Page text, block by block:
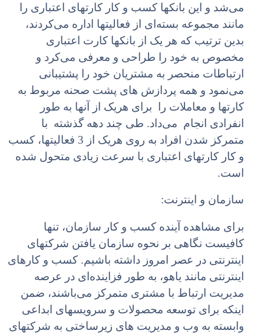
می‌شد و این بانکها کسب و کار کارتهای اعتباری را
مانند مجموعه بسته‌ای از فعالیتها اداره می‌کردند،
بدین ترتیب که هر یک از بانکها کارت اعتباری
مخصوص به خود را طراحی و معرفی می‌کرد و
ارتباطات منحصر به مشتریان خود را پشتیبانی
می‌نمود و همه پردازش های پشت صحنه مربوط به
کارتها و معاملات را برای هریک از آنها به طور
انفرادی انجام می‌داد. طی چند دهه گذشته با
متمرکز شدن افراد به روی هریک از 3 فعالیتها، کسب
و کار کارتهای اعتباری با سرعت زیادی متحول شده
است.
سازمان و اینترنت:
برای مشاهده آینده کسب و کار سازمان، تنها
کافیست نگاهی بر نحوه سازمان یافتن شرکتهای
اینترنتی در عصر امروز داشته باشیم. کسب و کارهای
اینترنتی مانند یاهو، به طور فزاینده‌ای در عرصه
مدیریت ارتباط با مشتری متمرکز می‌باشند، ضمن
اینکه برای توسعه محصولات و سرویسهای ابداعی
وابسته به وب و مدیریت های زیرساختی به شرکتهای